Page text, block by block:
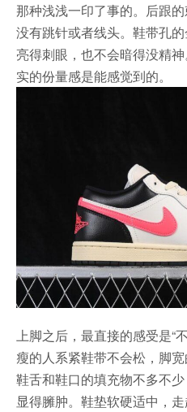
那种浅浅一印了事的。后跟
没有跳针或者线头。鞋带孔
亮得刺眼，也不会暗得没精
实的份量感是能感觉到的。
上脚之后，最直接的感受是“
瘦的人系紧鞋带不会松，脚
鞋舌和鞋口的填充物不多不
显得臃肿。鞋垫软硬适中，